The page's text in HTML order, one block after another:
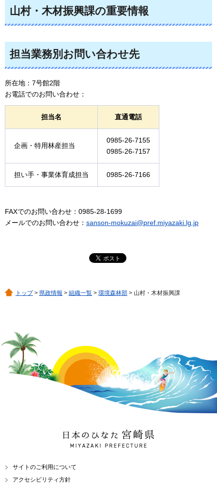
山村・木材振興課の重要情報
担当業務別お問い合わせ先
所在地：7号館2階
お電話でのお問い合わせ：
担当名 直通電話
企画・特用林産担当
0985-26-7155
0985-26-7157
担い手・事業体育成担当 0985-26-7166
FAXでのお問い合わせ：0985-28-1699
メールでのお問い合わせ： sanson-mokuzai@pref.miyazaki.lg.jp
トップ> 県政情報 > 組織一覧 > 環境森林部 > 山村・木材振興課
日本のひなた 宮崎県
MIYAZAKI PREFECTURE
サイトのご利用について
アクセシビリティ方針